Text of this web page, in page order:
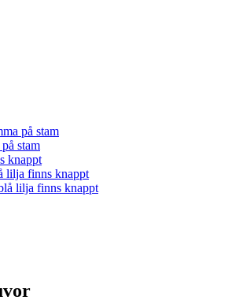
på stam
stam
knappt
lilja finns knappt
lilja finns knappt